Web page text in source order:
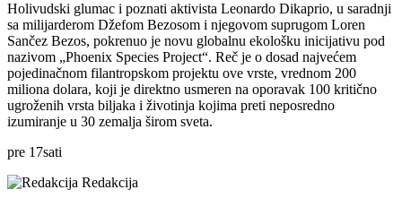
Holivudski glumac i poznati aktivista Leonardo Dikaprio, u saradnji
sa milijarderom Džefom Bezosom i njegovom suprugom Loren
Sančez Bezos, pokrenuo je novu globalnu ekološku inicijativu pod
nazivom „Phoenix Species Project“. Reč je o dosad najvećem
pojedinačnom filantropskom projektu ove vrste, vrednom 200
miliona dolara, koji je direktno usmeren na oporavak 100 kritično
ugroženih vrsta biljaka i životinja kojima preti neposredno
izumiranje u 30 zemalja širom sveta.
pre 17sati
Redakcija